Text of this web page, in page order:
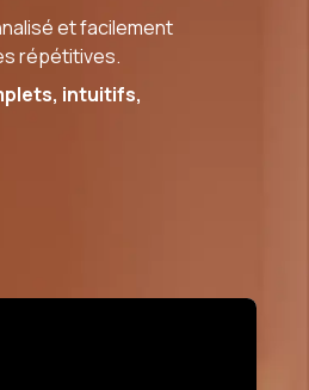
et facilement
répétitives.
intuitifs,